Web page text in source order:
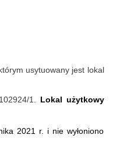
usytuowany jest lokal
1. Lokal użytkowy
2021 r. i nie wyłoniono